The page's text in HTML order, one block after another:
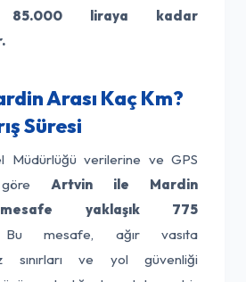
85.000 liraya kadar
Arası Kaç Km?
Süresi
Müdürlüğü verilerine ve GPS
göre Artvin ile Mardin
yaklaşık 775
mesafe, ağır vasıta
sınırları ve yol güvenliği